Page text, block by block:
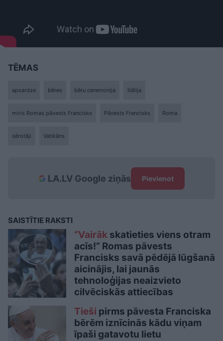
TĒMAS
apsardze bēres bēru ceremonija Itālija
miris Romas pāvests Francisks Pāvests Francisks Roma
sērotāji Vatikāns
LA.LV Google ziņās Pievienot
SAISTĪTIE RAKSTI
“Vairāk skatieties viens otram
acīs!” Romas pāvests
Francisks savā pēdējā lūgšanā
aicinājis, lai jaunās
tehnoloģijas neaizvieto
cilvēciskās attiecības
Tieši pirms pāvesta Franciska
bērēm iznīcinās kādu viņam
īpaši gatavotu lietu